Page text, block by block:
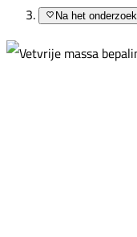
Na het onderzoek